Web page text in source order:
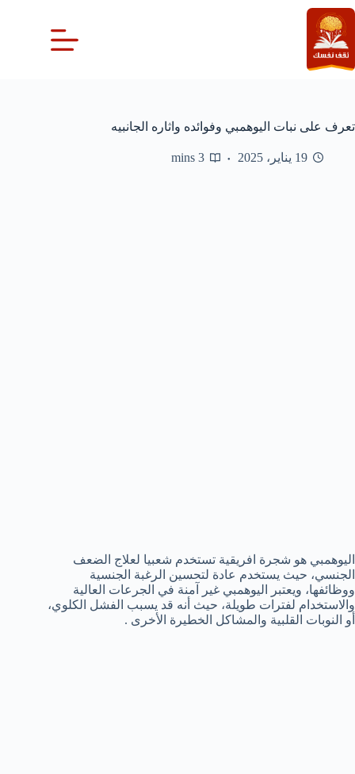
التجاوز
إلى
المحتوى
تعرف على نبات اليوهمبي وفوائده واثاره الجانبيه
19 يناير، 2025 3 mins
اليوهمبي هو شجرة افريقية تستخدم شعبيا لعلاج الضعف
الجنسي، حيث يستخدم عادة لتحسين الرغبة الجنسية
ووظائفها، ويعتبر اليوهمبي غير آمنة في الجرعات العالية
والاستخدام لفترات طويلة، حيث أنه قد يسبب الفشل الكلوي،
أو النوبات القلبية والمشاكل الخطيرة الأخرى .